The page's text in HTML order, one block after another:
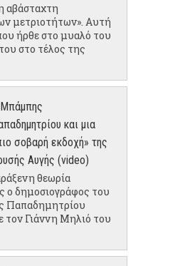
αβάσταχτη
μετριοτήτων». Αυτή
ήρθε στο μυαλό του
στο τέλος της
και μια
σοβαρή εκδοχή» της
Αυγής (video)
θεωρία
ο δημοσιογράφος του
Παπαδημητρίου
Γιάννη Μηλιό του